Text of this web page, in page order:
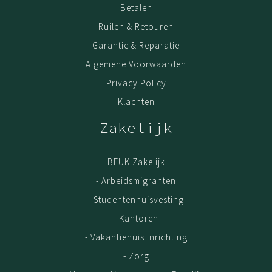
Bed met opbergruimte
Kinderbed met opbergruimte
opbergruimte
Twijfelaar Bed 120x200 met
Tweepersoonsbed met
opbergruimte
Betalen
Ruilen & Retouren
Garantie & Reparatie
Algemene Voorwaarden
Privacy Policy
Klachten
Zakelijk
BEUK Zakelijk
- Arbeidsmigranten
- Studentenhuisvesting
- Kantoren
- Vakantiehuis Inrichting
- Zorg